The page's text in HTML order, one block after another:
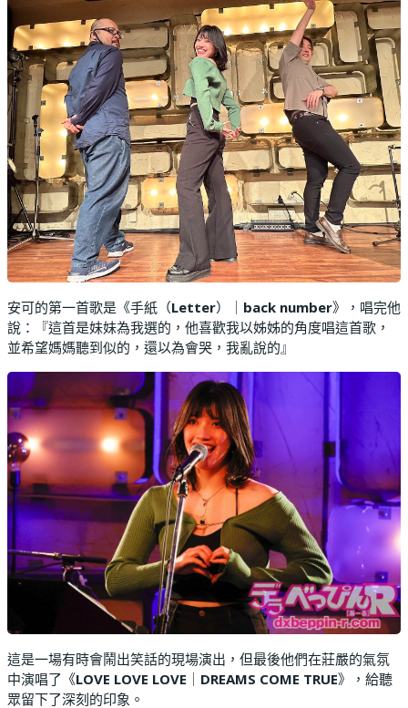
安可的第一首歌是《手紙（Letter）｜ back number》，唱完他
說：『這首是妹妹為我選的，他喜歡我以姊姊的角度唱這首歌，
並希望媽媽聽到似的，還以為會哭，我亂說的』
這是一場有時會鬧出笑話的現場演出，但最後他們在莊嚴的氣氛
中演唱了《LOVE LOVE LOVE ｜ DREAMS COME TRUE》，給聽
眾留下了深刻的印象。